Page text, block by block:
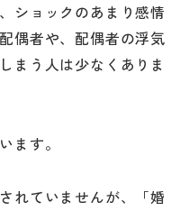
ショックのあまり感情
偶者や、配偶者の浮気
まう人は少なくありま
ます。
れていませんが、「婚